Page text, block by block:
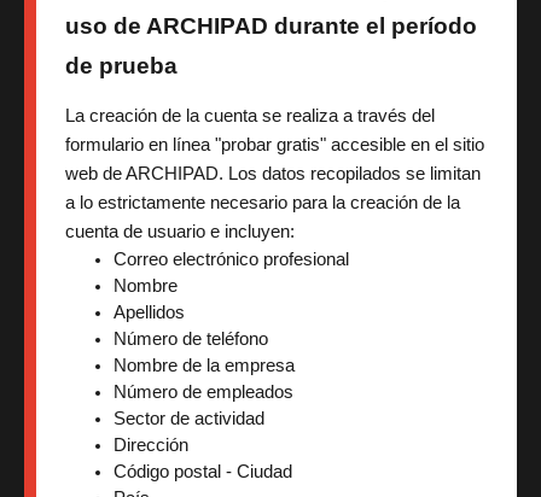
uso de ARCHIPAD durante el período
de prueba
La creación de la cuenta se realiza a través del
formulario en línea "probar gratis" accesible en el sitio
web de ARCHIPAD. Los datos recopilados se limitan
a lo estrictamente necesario para la creación de la
cuenta de usuario e incluyen:
Correo electrónico profesional
Nombre
Apellidos
Número de teléfono
Nombre de la empresa
Número de empleados
Sector de actividad
Dirección
Código postal - Ciudad